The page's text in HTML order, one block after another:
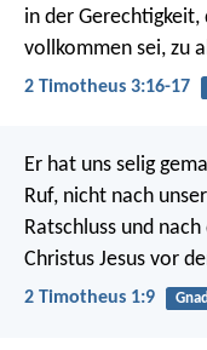
in der Gerechtigkeit,
vollkommen sei, zu
2 Timotheus 3:16-17
Er hat uns selig
Ruf, nicht nach
Ratschluss und
Christus Jesus vor
2 Timotheus 1:9